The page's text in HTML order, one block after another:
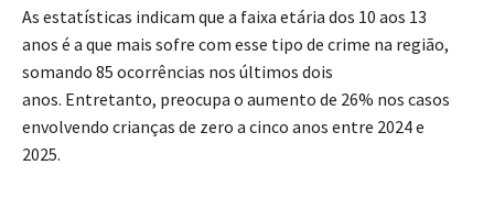
As estatísticas indicam que a faixa etária dos 10 aos 13
anos é a que mais sofre com esse tipo de crime na região,
somando 85 ocorrências nos últimos dois
anos. Entretanto, preocupa o aumento de 26% nos casos
envolvendo crianças de zero a cinco anos entre 2024 e
2025.